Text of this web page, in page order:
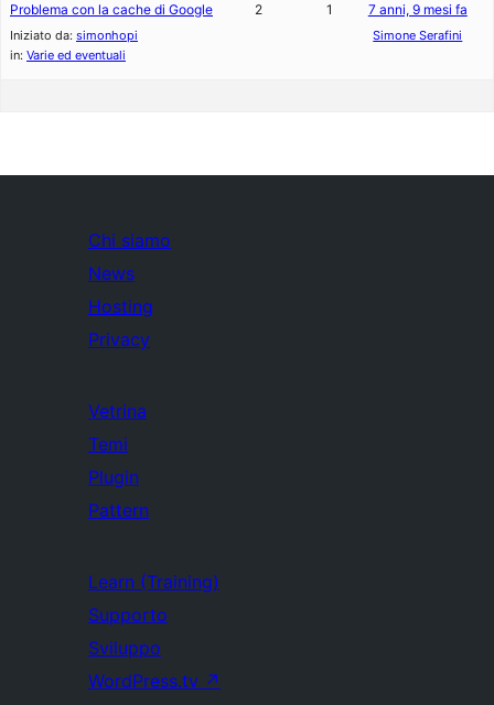
Problema con la cache di Google
Iniziato da: simonhopi
in: Varie ed eventuali
2 1 7 anni, 9 mesi fa
Simone Serafini
Chi siamo
News
Hosting
Privacy
Vetrina
Temi
Plugin
Pattern
Learn (Training)
Supporto
Sviluppo
WordPress.tv ↗